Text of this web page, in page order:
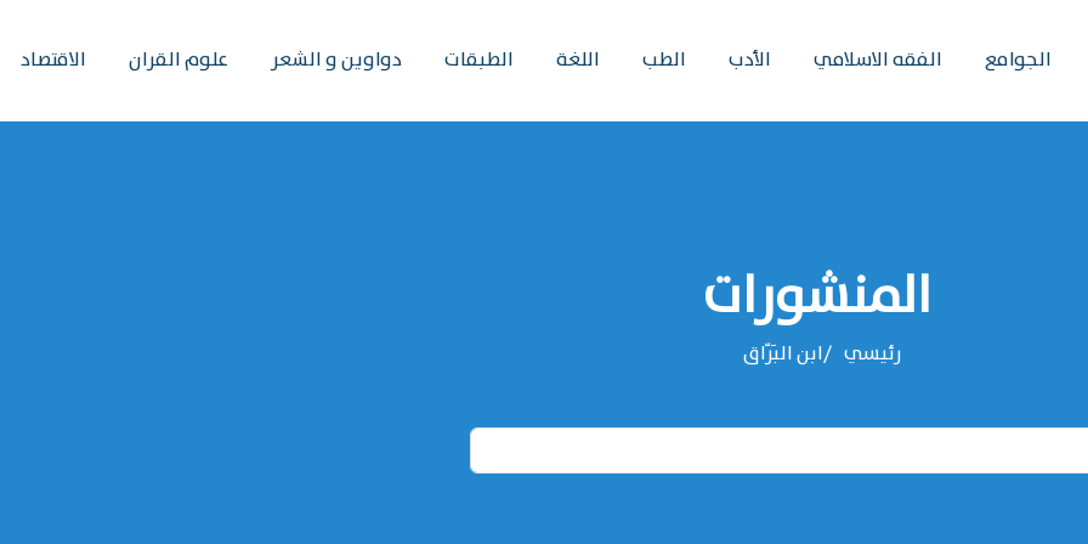
الجوامع الفقه الاسلامي الأدب الطب اللغة الطبقات دواوين و الشعر علوم القران الاقتصاد
المنشورات
رئيسي ‌‌ابن البَرّاق